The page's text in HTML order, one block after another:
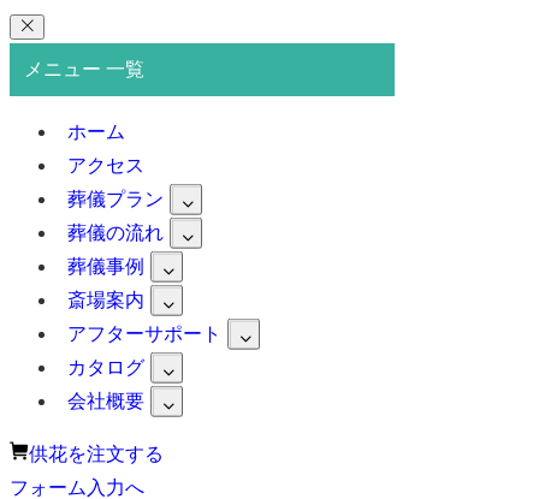
メニュー 一覧
ホーム
アクセス
葬儀プラン
葬儀の流れ
葬儀事例
斎場案内
アフターサポート
カタログ
会社概要
供花を注文する
フォーム入力へ